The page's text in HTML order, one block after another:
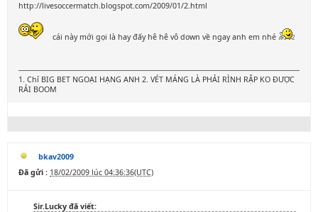
http://livesoccermatch.blogspot.com/2009/01/2.html
cái này mới gọi là hay đấy hê hê vô down về ngay anh em nhé
1. Chỉ BIG BET NGOẠI HẠNG ANH 2. VÉT MÁNG LÀ PHẢI RÌNH RẬP KO ĐƯỢC
RẢI BOOM
bkav2009
Đã gửi : 18/02/2009 lúc 04:36:36(UTC)
Sir.Lucky đã viết: